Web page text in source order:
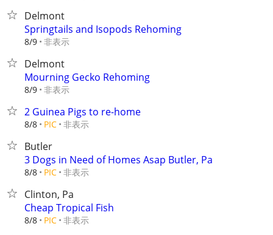
Delmont
Springtails and Isopods Rehoming
8/9 非表示
Delmont
Mourning Gecko Rehoming
8/9 非表示
2 Guinea Pigs to re-home
8/8 PIC 非表示
Butler
3 Dogs in Need of Homes Asap Butler, Pa
8/8 PIC 非表示
Clinton, Pa
Cheap Tropical Fish
8/8 PIC 非表示